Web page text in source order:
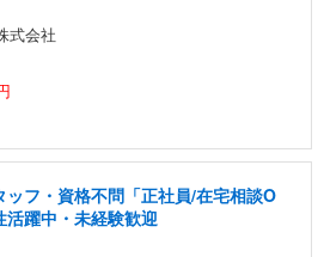
式会社
フ・資格不問「正社員/在宅相談O
活躍中・未経験歓迎